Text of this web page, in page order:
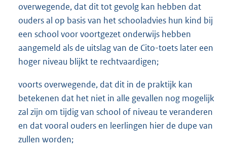
overwegende, dat dit tot gevolg kan hebben dat
ouders al op basis van het schooladvies hun kind bij
een school voor voortgezet onderwijs hebben
aangemeld als de uitslag van de Cito-toets later een
hoger niveau blijkt te rechtvaardigen;
voorts overwegende, dat dit in de praktijk kan
betekenen dat het niet in alle gevallen nog mogelijk
zal zijn om tijdig van school of niveau te veranderen
en dat vooral ouders en leerlingen hier de dupe van
zullen worden;